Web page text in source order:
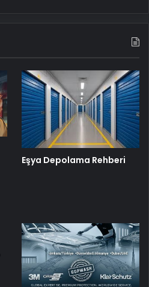
Eşya Depolama Rehberi